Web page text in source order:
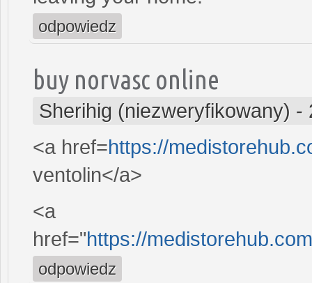
odpowiedz
buy norvasc online
Sherihig (niezweryfikowany) -
<a href=https://
ventolin</a>
<a
href="https://
odpowiedz